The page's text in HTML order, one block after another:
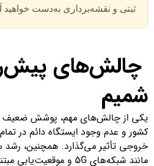
ثبتی و نقشه‌برداری به‌دست خواهید
چالش‌های
شمیم
یکی از چالش‌های مهم، پوشش ضعیف
کشور و عدم وجود ایستگاه دائم در
خروجی تأثیر می‌گذارد. همچنین، رشد